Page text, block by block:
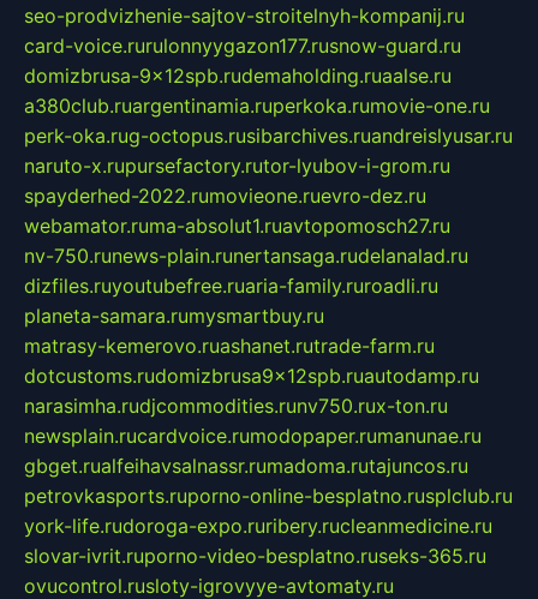
seo-prodvizhenie-sajtov-stroitelnyh-kompanij.ru
card-voice.rurulonnyygazon177.rusnow-guard.ru
domizbrusa-9x12spb.rudemaholding.ruaalse.ru
a380club.ruargentinamia.ruperkoka.rumovie-one.ru
perk-oka.rug-octopus.rusibarchives.ruandreislyusar.ru
naruto-x.rupursefactory.rutor-lyubov-i-grom.ru
spayderhed-2022.rumovieone.ruevro-dez.ru
webamator.ruma-absolut1.ruavtopomosch27.ru
nv-750.runews-plain.runertansaga.rudelanalad.ru
dizfiles.ruyoutubefree.ruaria-family.ruroadli.ru
planeta-samara.rumysmartbuy.ru
matrasy-kemerovo.ruashanet.rutrade-farm.ru
dotcustoms.rudomizbrusa9x12spb.ruautodamp.ru
narasimha.rudjcommodities.runv750.rux-ton.ru
newsplain.rucardvoice.rumodopaper.rumanunae.ru
gbget.rualfeihavsalnassr.rumadoma.rutajuncos.ru
petrovkasports.ruporno-online-besplatno.rusplclub.ru
york-life.rudoroga-expo.ruribery.rucleanmedicine.ru
slovar-ivrit.ruporno-video-besplatno.ruseks-365.ru
ovucontrol.rusloty-igrovyye-avtomaty.ru